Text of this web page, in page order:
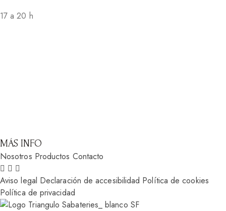
17 a 20 h
MÁS INFO
Nosotros Productos Contacto
Aviso legal Declaración de accesibilidad Política de cookies
Política de privacidad